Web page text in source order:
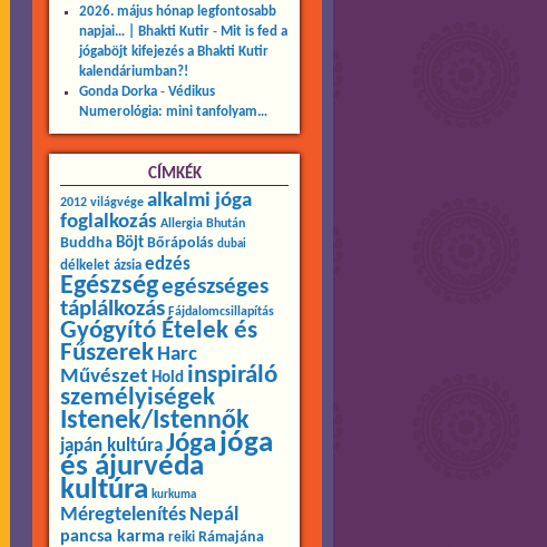
2026. május hónap legfontosabb
napjai… | Bhakti Kutir- Mit is fed a
jógaböjt kifejezés a Bhakti Kutir
kalendáriumban?!
Gonda Dorka- Védikus
Numerológia: mini tanfolyam…
CÍMKÉK
2012 világvége alkalmi jóga
foglalkozás Allergia Bhután
Buddha Böjt Bőrápolás dubai
délkelet ázsia edzés
Egészségegészséges
táplálkozás Fájdalomcsillapítás
Gyógyító Ételek és
Fűszerek Harc
Művészet Hold inspiráló
személyiségek
Istenek/Istennők
japán kultúraJóga jóga
és ájurvéda
kultúra kurkuma
Méregtelenítés Nepál
pancsa karma reiki Rámajána